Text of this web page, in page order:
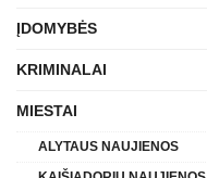
ĮDOMYBĖS
KRIMINALAI
MIESTAI
ALYTAUS NAUJIENOS